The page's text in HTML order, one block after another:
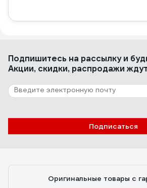
Подпишитесь на рассылкуи
Акции, скидки, распродажи
Подписаться
Оригинальные товары с